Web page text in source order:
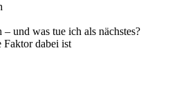
und was tue ich als nächstes?
Faktor dabei ist